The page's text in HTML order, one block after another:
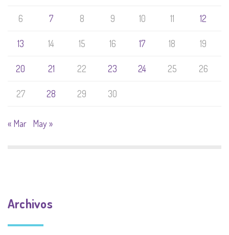
6 7 8 9 10 11 12
13 14 15 16 17 18 19
20 21 22 23 24 25 26
27 28 29 30
« Mar May »
Archivos